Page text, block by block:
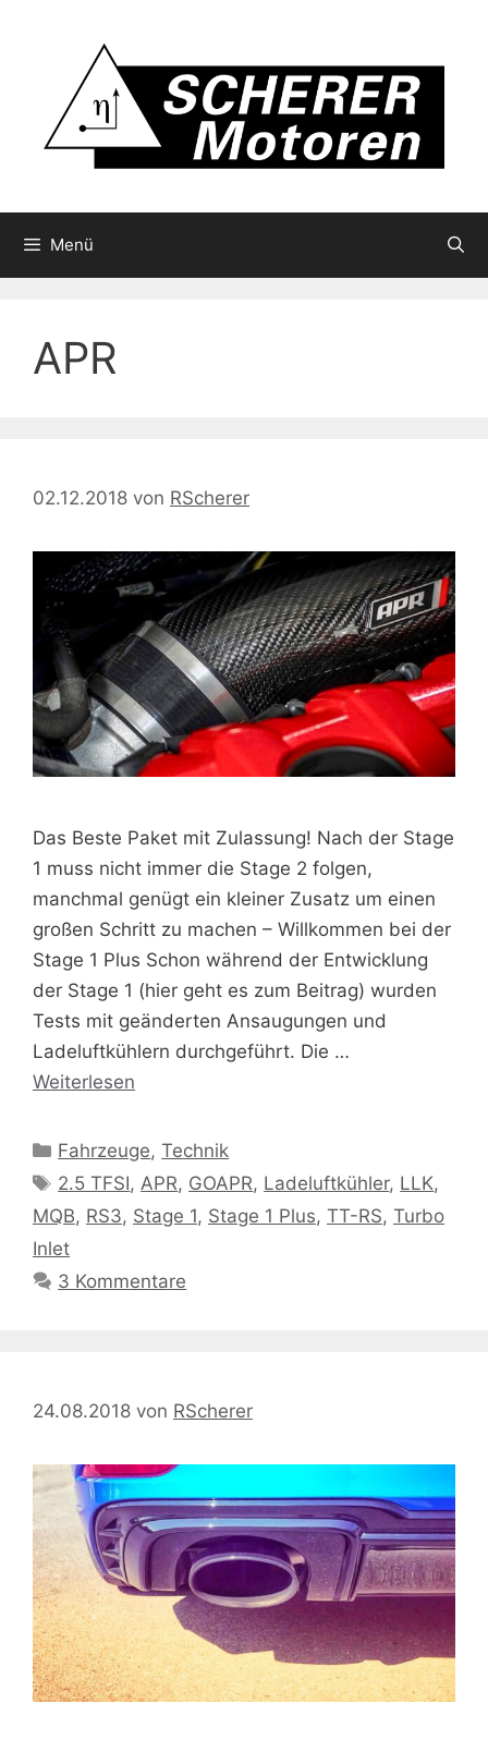
Menü
APR
02.12.2018 von RScherer
Das Beste Paket mit Zulassung! Nach der Stage
1 muss nicht immer die Stage 2 folgen,
manchmal genügt ein kleiner Zusatz um einen
großen Schritt zu machen – Willkommen bei der
Stage 1 Plus Schon während der Entwicklung
der Stage 1 (hier geht es zum Beitrag) wurden
Tests mit geänderten Ansaugungen und
Ladeluftkühlern durchgeführt. Die …
Weiterlesen
Kategorien
Fahrzeuge,Technik
Schlagwörter
2.5 TFSI,APR, GOAPR, Ladeluftkühler, LLK,
MQB, RS3, Stage 1, Stage 1 Plus, TT-RS, Turbo
Inlet
3 Kommentare
24.08.2018 von RScherer